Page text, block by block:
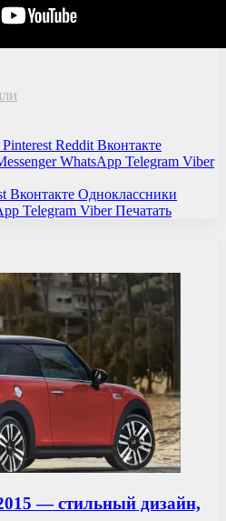
Pinterest Reddit Вконтакте
WhatsApp Telegram Viber
Вконтакте Одноклассники
Telegram Viber Печатать
— стильный дизайн,